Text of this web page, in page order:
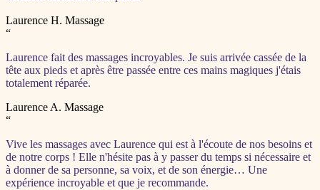
Laurence H. Massage
“
Laurence fait des massages incroyables. Je suis arrivée cassée de la
tête aux pieds et après être passée entre ces mains magiques j'étais
totalement réparée.
Laurence A. Massage
“
Vive les massages avec Laurence qui est à l'écoute de nos besoins et
de notre corps ! Elle n'hésite pas à y passer du temps si nécessaire et
à donner de sa personne, sa voix, et de son énergie… Une
expérience incroyable et que je recommande.